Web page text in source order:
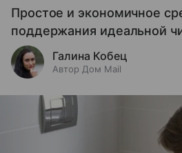
Простое и экономичное
поддержания идеальной
Галина Кобец
Автор Дом Mail